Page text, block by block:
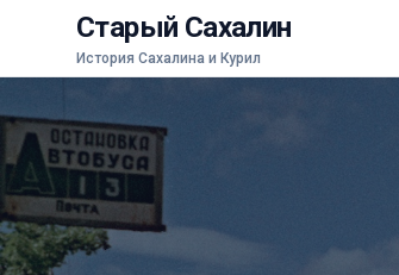
Старый Сахалин
История Сахалина и Курил